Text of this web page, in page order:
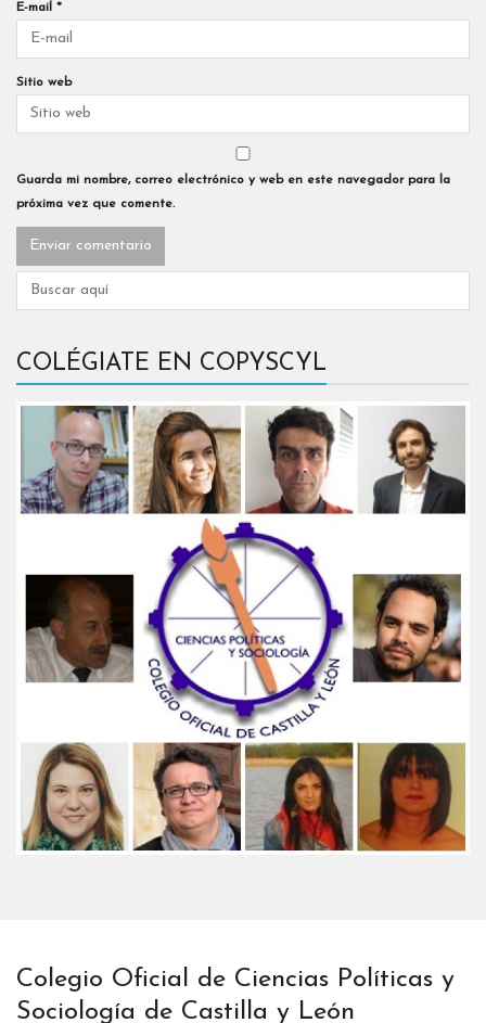
E-mail *
Sitio web
Guarda mi nombre, correo electrónico y web en este navegador para la
próxima vez que comente.
COLÉGIATE EN COPYSCYL
Colegio Oficial de Ciencias Políticas y
Sociología de Castilla y León